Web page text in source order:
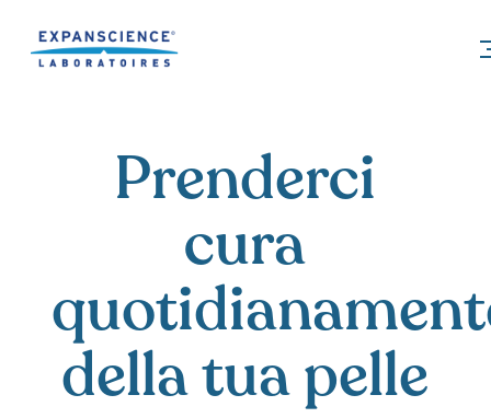
Prenderci
cura
della tua pelle